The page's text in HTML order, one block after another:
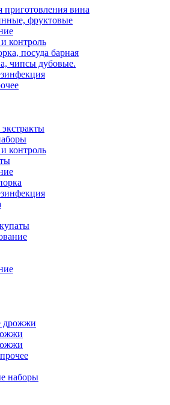
приготовления вина
фруктовые
контроль
посуда барная
чипсы дубовые.
контроль
дрожжи
наборы